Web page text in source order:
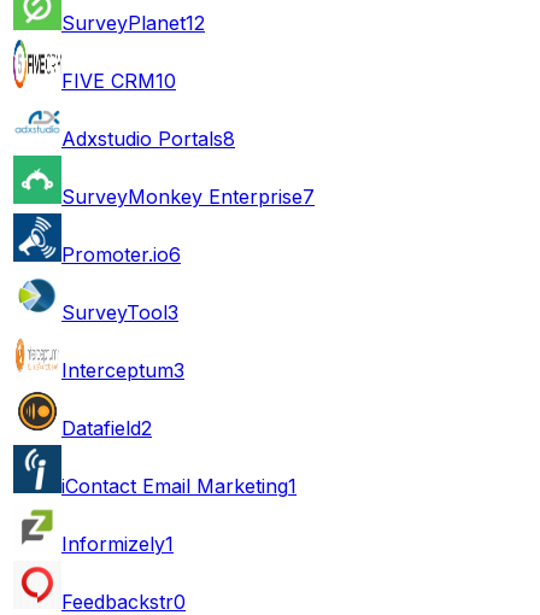
SurveyPlanet12
FIVE CRM10
Adxstudio Portals8
SurveyMonkey Enterprise7
Promoter.io6
SurveyTool3
Interceptum3
Datafield2
iContact Email Marketing1
Informizely1
Feedbackstr0